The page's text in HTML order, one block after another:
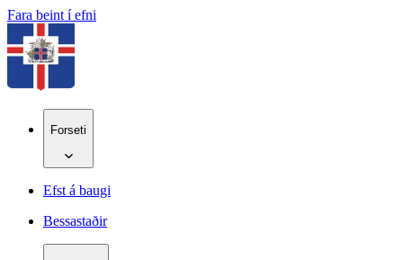
Fara beint í efni
Forseti
Efst á baugi
Bessastaðir